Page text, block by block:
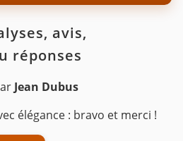
avis,
réponses
Jean Dubus
élégance : bravo et merci !